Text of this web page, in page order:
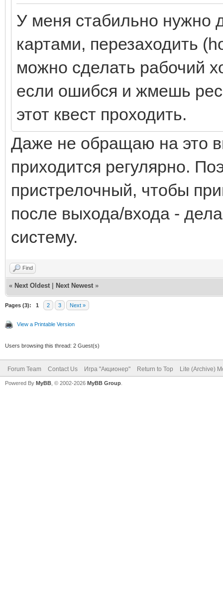
У меня стабильно нужно
картами, перезаходить
можно сделать рабочий
если ошибся и жмешь
этот квест проходить.
Даже не обращаю на это
приходится регулярно.
пристрелочный, чтобы
после выхода/входа -
систему.
Find
« Next Oldest Next Newest »
Pages (3): 1 2 3 Next »
View a Printable Version
Users browsing this thread: 2 Guest(s)
Forum Team Contact Us Игра "Акционер" Return to Top Lite (Archive)
Powered By MyBB , © 2002-2026 MyBB Group